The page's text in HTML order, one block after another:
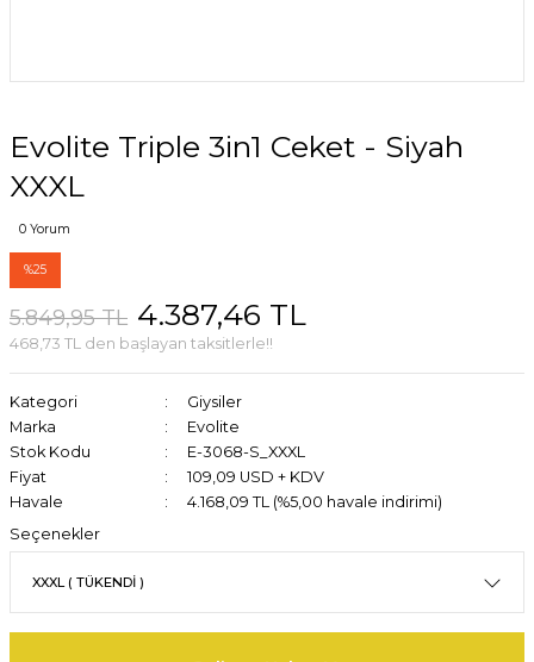
Evolite Triple 3in1 Ceket - Siyah
XXXL
0 Yorum
%25
5.849,95 TL 4.387,46 TL
468,73 TL den başlayan taksitlerle!!
Kategori
Giysiler
Marka
Evolite
Stok Kodu
E-3068-S_XXXL
Fiyat
109,09 USD + KDV
Havale
4.168,09 TL (%5,00 havale indirimi)
Seçenekler